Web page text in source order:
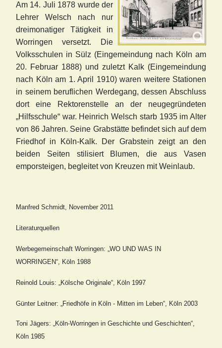
Am 14. Juli 1878 wurde der
Lehrer Welsch nach nur
dreimonatiger Tätigkeit in
Worringen versetzt. Die
Volksschulen in Sülz (Eingemeindung nach Köln am
20. Februar 1888) und zuletzt Kalk (Eingemeindung
nach Köln am 1. April 1910) waren weitere Stationen
in seinem beruflichen Werdegang, dessen Abschluss
dort eine Rektorenstelle an der neugegründeten
„Hilfsschule“ war. Heinrich Welsch starb 1935 im Alter
von 86 Jahren. Seine Grabstätte befindet sich auf dem
Friedhof in Köln-Kalk. Der Grabstein zeigt an den
beiden Seiten stilisiert Blumen, die aus Vasen
emporsteigen, begleitet von Kreuzen mit Weinlaub.
Manfred Schmidt, November 2011
Literaturquellen
Werbegemeinschaft Worringen: „WO UND WAS IN
WORRINGEN“, Köln 1988
Reinold Louis: „Kölsche Originale“, Köln 1997
Günter Leitner: „Friedhöfe in Köln - Mitten im Leben“, Köln 2003
Toni Jägers: „Köln-Worringen in Geschichte und Geschichten“,
Köln 1985